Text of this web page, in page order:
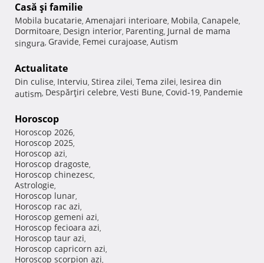
Casă şi familie
Mobila bucatarie, Amenajari interioare, Mobila, Canapele,
Dormitoare, Design interior, Parenting, Jurnal de mama
singura, Gravide, Femei curajoase, Autism
Actualitate
Din culise, Interviu, Stirea zilei, Tema zilei, Iesirea din
autism, Despărţiri celebre, Vesti Bune, Covid-19, Pandemie
Horoscop
Horoscop 2026,
Horoscop 2025,
Horoscop azi,
Horoscop dragoste,
Horoscop chinezesc,
Astrologie,
Horoscop lunar,
Horoscop rac azi,
Horoscop gemeni azi,
Horoscop fecioara azi,
Horoscop taur azi,
Horoscop capricorn azi,
Horoscop scorpion azi,